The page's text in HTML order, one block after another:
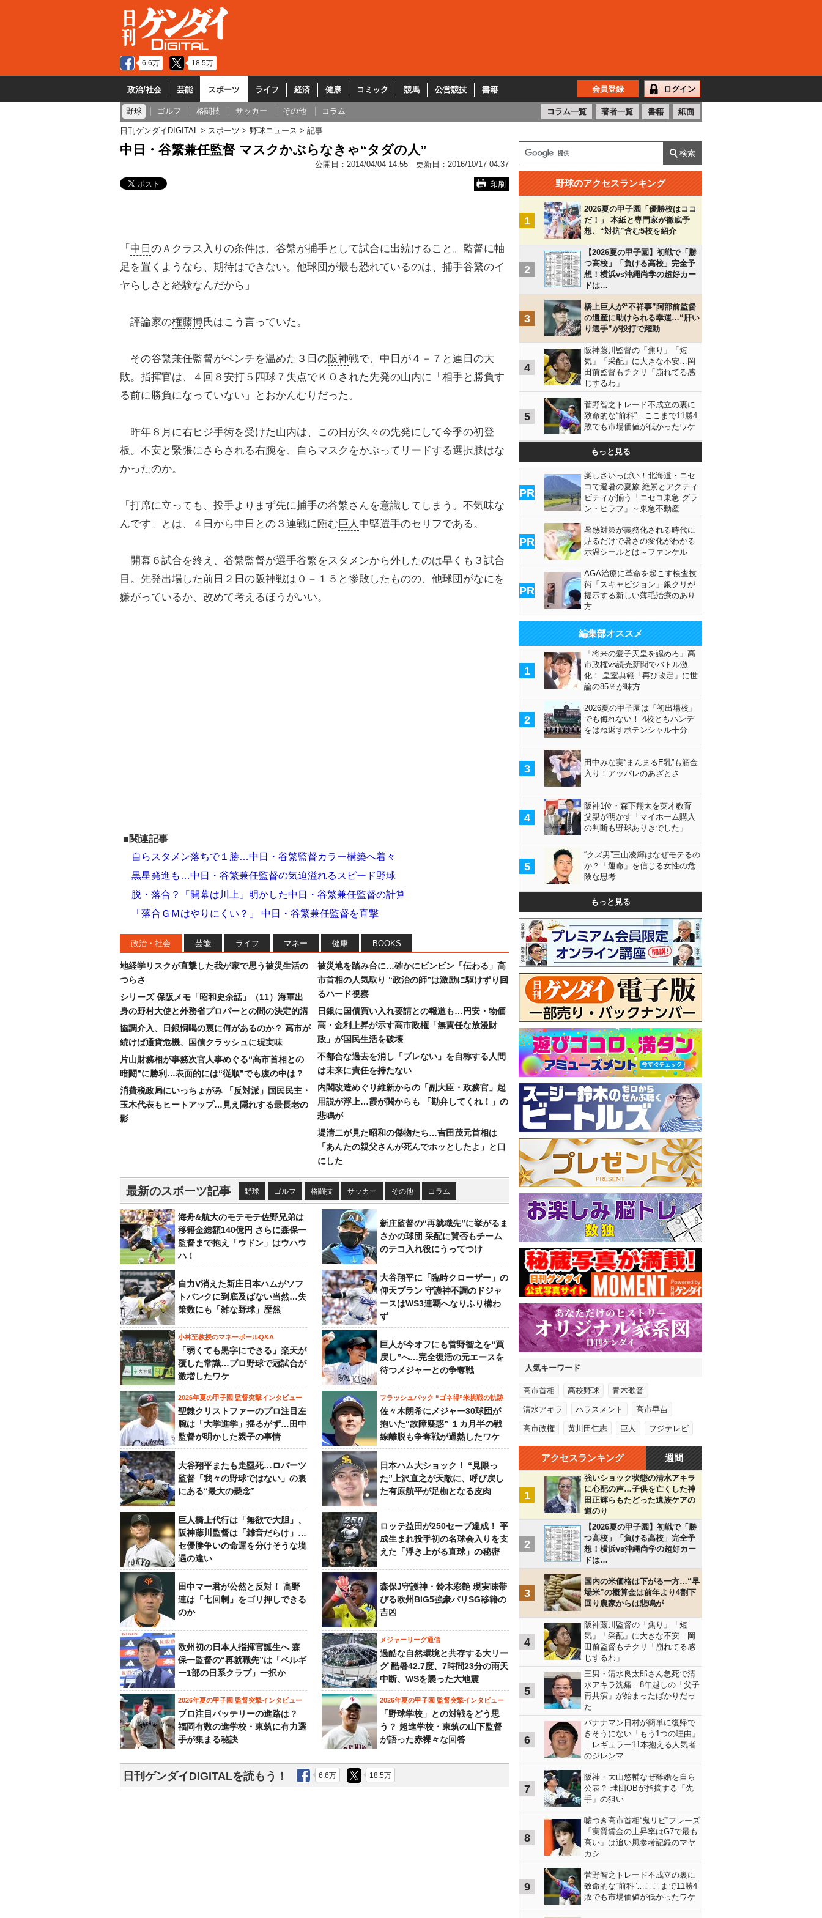
6.6万 18.5万
政治/社会 芸能 スポーツ ライフ 経済 健康 コミック 競馬 公営競技 書籍 会員登録 ログイン
野球 ゴルフ 格闘技 サッカー その他 コラム コラム一覧 著者一覧 書籍 紙面
日刊ゲンダイDIGITAL スポーツ 野球ニュース 記事
中日・谷繁兼任監督 マスクかぶらなきゃ“タダの人”
公開日： 2014/04/04 14:55 更新日： 2016/10/17 04:37
印刷
「 中日 のＡクラス入りの条件は、谷繁が捕手として試合に出続けること。監督に軸
足を置くようなら、期待はできない。他球団が最も恐れているのは、捕手谷繁のイ
ヤらしさと経験なんだから」
評論家の権藤博氏はこう言っていた。
その谷繁兼任監督がベンチを温めた３日の阪神戦で、中日が４－７と連日の大
敗。指揮官は、４回８安打５四球７失点でＫＯされた先発の山内に「相手と勝負す
る前に勝負になっていない」とおかんむりだった。
昨年８月に右ヒジ手術を受けた山内は、この日が久々の先発にして今季の初登
板。不安と緊張にさらされる右腕を、自らマスクをかぶってリードする選択肢はな
かったのか。
「打席に立っても、投手よりまず先に捕手の谷繁さんを意識してしまう。不気味な
んです」とは、４日から中日との３連戦に臨む巨人 中堅選手のセリフである。
開幕６試合を終え、谷繁監督が選手谷繁をスタメンから外したのは早くも３試合
目。先発出場した前日２日の阪神戦は０－１５と惨敗したものの、他球団がなにを
嫌がっているか、改めて考えるほうがいい。
■関連記事
自らスタメン落ちで１勝…中日・谷繁監督カラー構築へ着々
黒星発進も…中日・谷繁兼任監督の気迫溢れるスピード野球
脱・落合？「開幕は川上」明かした中日・谷繁兼任監督の計算
「落合ＧＭはやりにくい？」 中日・谷繁兼任監督を直撃
政治・社会 芸能 ライフ マネー 健康 BOOKS
地経学リスクが直撃した我が家で思う被災生活の
つらさ
シリーズ 保阪メモ「昭和史余話」（11）海軍出
身の野村大使と外務省プロパーとの間の決定的溝
協調介入、日銀恫喝の裏に何があるのか？ 高市が
続けば通貨危機、国債クラッシュに現実味
片山財務相が事務次官人事めぐる“高市首相との
暗闘”に勝利…表面的には“従順”でも腹の中は？
消費税政局にいっちょがみ 「反対派」国民民主・
玉木代表もヒートアップ…見え隠れする最長老の
影
被災地を踏み台に…確かにビンビン「伝わる」高
市首相の人気取り “政治の師”は激励に駆けずり回
るハード視察
日銀に国債買い入れ要請との報道も…円安・物価
高・金利上昇が示す高市政権「無責任な放漫財
政」が国民生活を破壊
不都合な過去を消し「ブレない」を自称する人間
は未来に責任を持たない
内閣改造めぐり維新からの「副大臣・政務官」起
用説が浮上…霞が関からも 「勘弁してくれ！」の
悲鳴が
堤清二が見た昭和の傑物たち…吉田茂元首相は
「あんたの親父さんが死んでホッとしたよ」と口
にした
最新のスポーツ記事 野球 ゴルフ 格闘技 サッカー その他 コラム
海舟&航大のモテモテ佐野兄弟は
移籍金総額140億円 さらに森保一
監督まで抱え「ウドン」はウハウ
ハ！
新庄監督の“再就職先”に挙がるま
さかの球団 采配に賛否もチーム
のテコ入れ役にうってつけ
自力V消えた新庄日本ハムがソフ
トバンクに到底及ばない当然…失
策数にも「雑な野球」歴然
大谷翔平に「臨時クローザー」の
仰天プラン 守護神不調のドジャ
ースはWS3連覇へなりふり構わ
ず
小林至教授のマネーボールQ&A
「弱くても黒字にできる」楽天が
覆した常識…プロ野球で冠試合が
激増したワケ
巨人が今オフにも菅野智之を“買
戻し”へ…完全復活の元エースを
待つメジャーとの争奪戦
2026年夏の甲子園 監督突撃インタビュー
聖隷クリストファーのプロ注目左
腕は「大学進学」揺るがず…田中
監督が明かした親子の事情
フラッシュバック “ゴネ得”米挑戦の軌跡
佐々木朗希にメジャー30球団が
抱いた“故障疑惑” １カ月半の戦
線離脱も争奪戦が過熱したワケ
大谷翔平またも走塁死…ロバーツ
監督「我々の野球ではない」の裏
にある“最大の懸念”
日本ハム大ショック！ “見限っ
た”上沢直之が天敵に、呼び戻し
た有原航平が足枷となる皮肉
巨人橋上代行は「無欲で大胆」、
阪神藤川監督は「雑音だらけ」…
セ優勝争いの命運を分けそうな境
遇の違い
ロッテ益田が250セーブ達成！ 平
成生まれ投手初の名球会入りを支
えた「浮き上がる直球」の秘密
田中マー君が公然と反対！ 高野
連は「七回制」をゴリ押しできる
のか
森保J守護神・鈴木彩艶 現実味帯
びる欧州BIG5強豪パリSG移籍の
吉凶
欧州初の日本人指揮官誕生へ 森
保一監督の“再就職先”は「ベルギ
ー1部の日系クラブ」一択か
メジャーリーグ通信
過酷な自然環境と共存する大リー
グ 酷暑42.7度、7時間23分の雨天
中断、WSを襲った大地震
2026年夏の甲子園 監督突撃インタビュー
プロ注目バッテリーの進路は？
福岡有数の進学校・東筑に有力選
手が集まる秘訣
2026年夏の甲子園 監督突撃インタビュー
「野球学校」との対戦をどう思
う？ 超進学校・東筑の山下監督
が語った赤裸々な回答
日刊ゲンダイDIGITALを読もう！ 6.6万 18.5万
野球のアクセスランキング
1
2026夏の甲子園「優勝校はココ
だ！」 本紙と専門家が徹底予
想、“対抗”含む5校を紹介
2
【2026夏の甲子園】初戦で「勝
つ高校」「負ける高校」完全予
想！横浜vs沖縄尚学の超好カー
ドは…
3
橋上巨人が“不祥事”阿部前監督
の遺産に助けられる幸運…“肝い
り選手”が投打で躍動
4
阪神藤川監督の「焦り」「短
気」「采配」に大きな不安…岡
田前監督もチクリ「崩れてる感
じするわ」
5
菅野智之トレード不成立の裏に
致命的な“前科”…ここまで11勝4
敗でも市場価値が低かったワケ
もっと見る
PR
楽しさいっぱい！北海道・ニセ
コで避暑の夏旅 絶景とアクティ
ビティが揃う「ニセコ東急 グラ
ン・ヒラフ」～東急不動産
PR
暑熱対策が義務化される時代に
貼るだけで暑さの変化がわかる
示温シールとは～ファンケル
PR
AGA治療に革命を起こす検査技
術「スキャビジョン」銀クリが
提示する新しい薄毛治療のあり
方
編集部オススメ
1
「将来の愛子天皇を認めろ」高
市政権vs読売新聞でバトル激
化！ 皇室典範「再び改定」に世
論の85％が味方
2
2026夏の甲子園は「初出場校」
でも侮れない！ 4校ともハンデ
をはね返すポテンシャル十分
3
田中みな実“まんまるE乳”も筋金
入り！アッパレのあざとさ
4
阪神1位・森下翔太を英才教育
父親が明かす「マイホーム購入
の判断も野球ありきでした」
5
“クズ男”三山凌輝はなぜモテるの
か？「運命」を信じる女性の危
険な思考
もっと見る
人気キーワード
高市首相 高校野球 青木歌音
清水アキラ ハラスメント 高市早苗
高市政権 黄川田仁志 巨人 フジテレビ
アクセスランキング 週間
1
強いショック状態の清水アキラ
に心配の声…子供を亡くした神
田正輝らもたどった遺族ケアの
道のり
2
【2026夏の甲子園】初戦で「勝
つ高校」「負ける高校」完全予
想！横浜vs沖縄尚学の超好カー
ドは…
3
国内の米価格は下がる一方…“早
場米”の概算金は前年より4割下
回り農家からは悲鳴が
4
阪神藤川監督の「焦り」「短
気」「采配」に大きな不安…岡
田前監督もチクリ「崩れてる感
じするわ」
5
三男・清水良太郎さん急死で清
水アキラ沈痛…8年越しの「父子
再共演」が始まったばかりだっ
た
6
バナナマン日村が簡単に復帰で
きそうにない「もう1つの理由」
…レギュラー11本抱える人気者
のジレンマ
7
阪神・大山悠輔なぜ離婚を自ら
公表？ 球団OBが指摘する「先
手」の狙い
8
嘘つき高市首相“鬼リピ”フレーズ
「実質賃金の上昇率はG7で最も
高い」は追い風参考記録のマヤ
カシ
9
菅野智之トレード不成立の裏に
致命的な“前科”…ここまで11勝4
敗でも市場価値が低かったワケ